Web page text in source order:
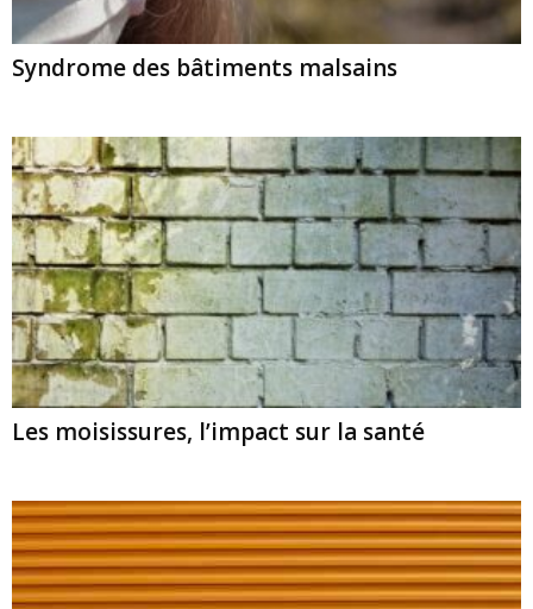
Syndrome des bâtiments malsains
Les moisissures, l’impact sur la santé